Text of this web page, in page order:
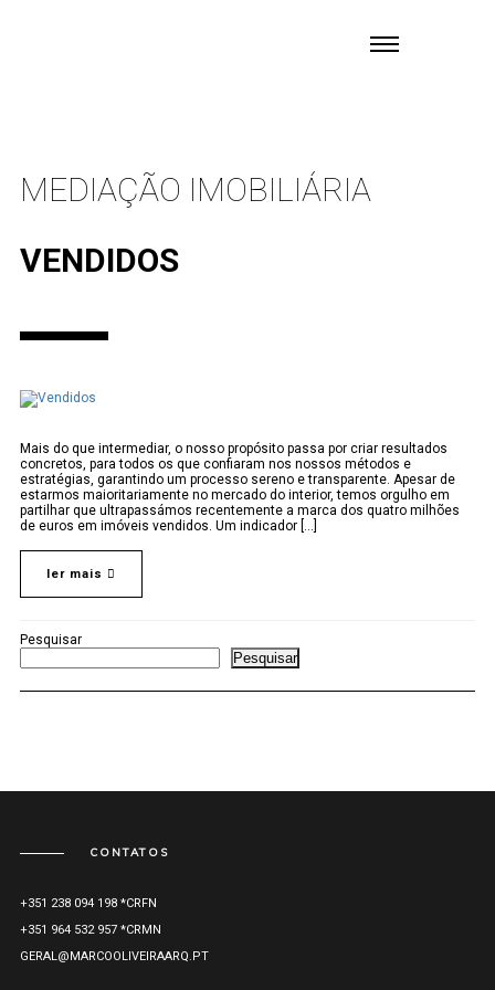
MEDIAÇÃO IMOBILIÁRIA
VENDIDOS
Mais do que intermediar, o nosso propósito passa por criar resultados
concretos, para todos os que confiaram nos nossos métodos e
estratégias, garantindo um processo sereno e transparente. Apesar de
estarmos maioritariamente no mercado do interior, temos orgulho em
partilhar que ultrapassámos recentemente a marca dos quatro milhões
de euros em imóveis vendidos. Um indicador [...]
ler mais
Pesquisar
Pesquisar
CONTATOS
+351 238 094 198 *CRFN
+351 964 532 957 *CRMN
GERAL@MARCOOLIVEIRAARQ.PT